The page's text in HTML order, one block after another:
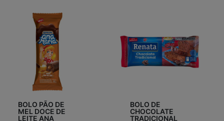
BOLO PÃO DE
MEL DOCE DE
LEITE ANA
BOLO DE
CHOCOLATE
TRADICIONAL